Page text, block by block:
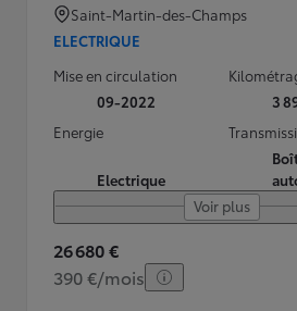
Saint-Martin-des-Champs
ELECTRIQUE
Mise en circulation
09-2022
3
Energie
Electrique
Voir plus
26 680 €
390 €/mois